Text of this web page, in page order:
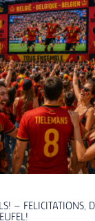
– FELICITATIONS,